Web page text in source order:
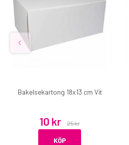
Bakelsekartong 18x13 cm Vit
10 kr 25 kr
KÖP